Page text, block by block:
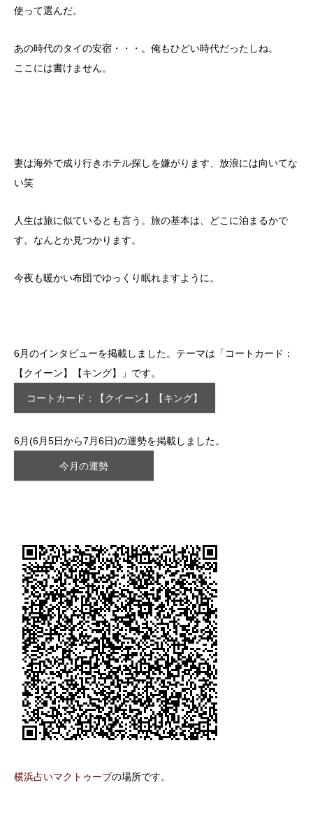
使って選んだ。
あの時代のタイの安宿・・・。俺もひどい時代だったしね。
ここには書けません。
妻は海外で成り行きホテル探しを嫌がります、放浪には向いてな
い笑
人生は旅に似ているとも言う。旅の基本は、どこに泊まるかで
す。なんとか見つかります。
今夜も暖かい布団でゆっくり眠れますように。
6月のインタビューを掲載しました。テーマは「コートカード：
【クイーン】【キング】」です。
コートカード：【クイーン】【キング】
6月(6月5日から7月6日)の運勢を掲載しました。
今月の運勢
横浜占いマクトゥーブの場所です。